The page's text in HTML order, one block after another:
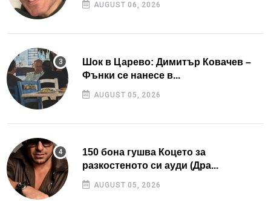
AUGUST 06, 2026
Шок в Царево: Димитър Ковачев –
Фънки се нанесе в...
AUGUST 05, 2026
150 бона гушва Коцето за
разкостеното си ауди (Дра...
AUGUST 05, 2026